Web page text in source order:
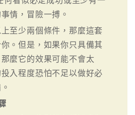
情，冒險一搏。
至少兩個條件，那麼這套
。但是，如果你只具備其
麼它的效果可能不會太
入程度恐怕不足以做好必